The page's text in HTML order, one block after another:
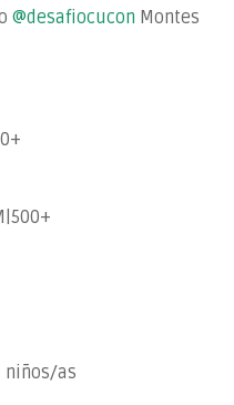
@desafiocucon Montes
niños/as